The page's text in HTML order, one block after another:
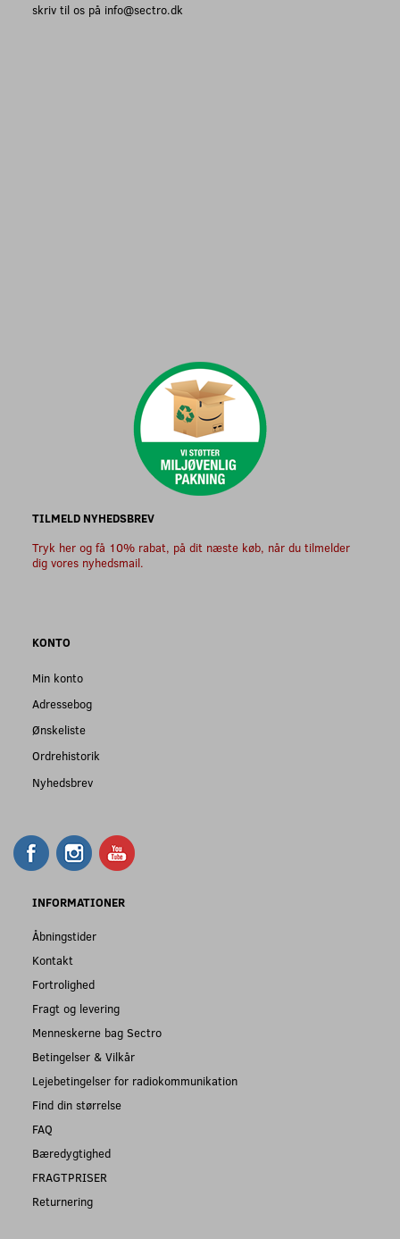
skriv til os på info@sectro.dk
TILMELD NYHEDSBREV
Tryk her og få 10% rabat, på dit næste køb, når du tilmelder
dig vores nyhedsmail.
KONTO
Min konto
Adressebog
Ønskeliste
Ordrehistorik
Nyhedsbrev
INFORMATIONER
Åbningstider
Kontakt
Fortrolighed
Fragt og levering
Menneskerne bag Sectro
Betingelser & Vilkår
Lejebetingelser for radiokommunikation
Find din størrelse
FAQ
Bæredygtighed
FRAGTPRISER
Returnering